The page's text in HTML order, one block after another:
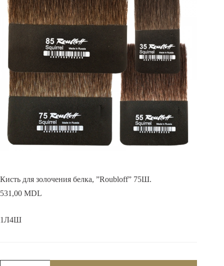
Кисть для золочения белка, ”Roubloff” 75Ш.
531,00 MDL
1Л4Ш